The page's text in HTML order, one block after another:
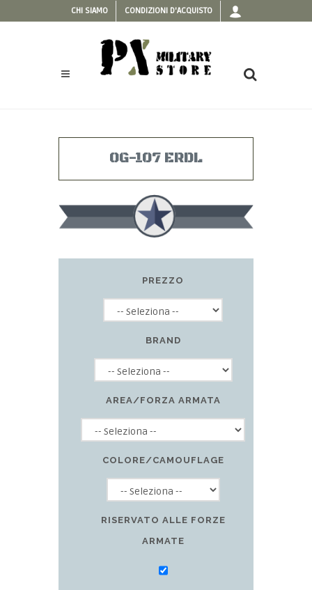
CHI SIAMO CONDIZIONI D'ACQUISTO
OG-107 ERDL
PREZZO
BRAND
AREA/FORZA ARMATA
COLORE/CAMOUFLAGE
RISERVATO ALLE FORZE
ARMATE